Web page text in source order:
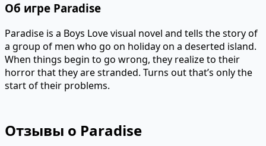
Об игре Paradise
Paradise is a Boys Love visual novel and tells the story of
a group of men who go on holiday on a deserted island.
When things begin to go wrong, they realize to their
horror that they are stranded. Turns out that’s only the
start of their problems.
Отзывы о Paradise